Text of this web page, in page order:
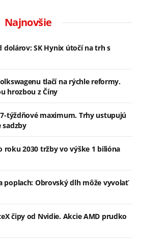
Najnovšie
dolárov: SK Hynix útočí na trh s
tlačí na rýchle reformy.
hrozbou z Číny
týždňové maximum. Trhy ustupujú
sadzby
roku 2030 tržby vo výške 1 bilióna
poplach: Obrovský dlh môže vyvolať
čipy od Nvidie. Akcie AMD prudko